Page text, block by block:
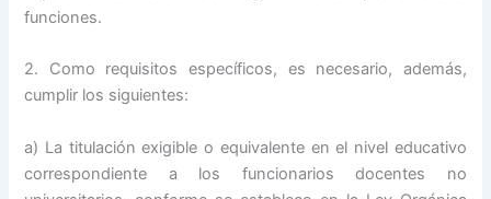
funciones.
2. Como requisitos específicos, es necesario, además,
cumplir los siguientes:
a) La titulación exigible o equivalente en el nivel educativo
correspondiente a los funcionarios docentes no